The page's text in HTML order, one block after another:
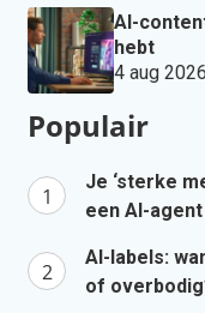
AI-
hebt
4 aug 2026
Populair
Je ‘sterke
een AI-agent
AI-labels:
of